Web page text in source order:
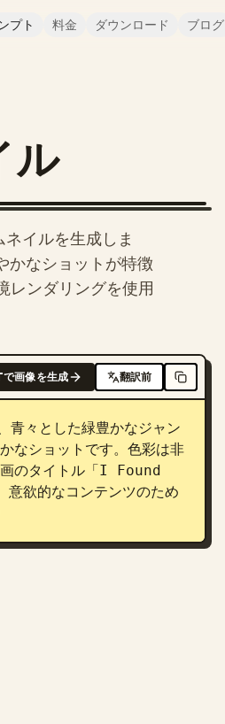
プト 料金 ダウンロード ブログ
ル
イルを生成しま
かなショットが特徴
レンダリングを使用
画像を生成 翻訳前
々とした緑豊かなジャン
なショットです。色彩は非
画のタイトル「I Found
意欲的なコンテンツのため